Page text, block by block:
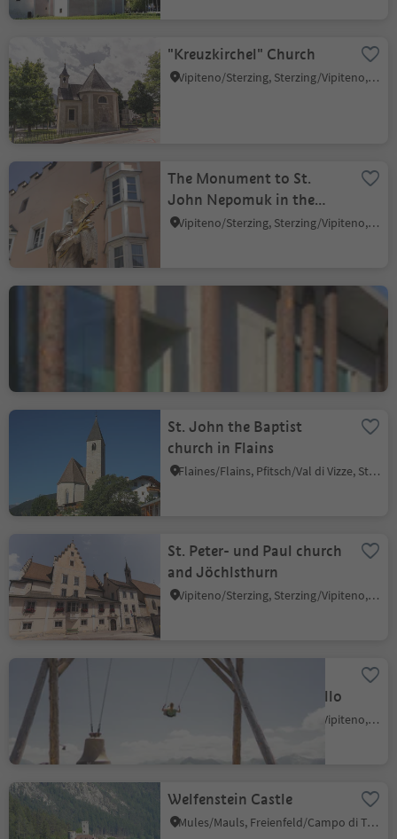
"Kreuzkirchel" Church
Vipiteno/Sterzing, Sterzing/Vipiteno, Sterzing/Vipiteno and environs
The Monument to St.
John Nepomuk in the
New Town
Vipiteno/Sterzing, Sterzing/Vipiteno, Sterzing/Vipiteno and environs
German-Speaking Primary
School “Dr. Josef
Rampold”
St. John the Baptist
church in Flains
Flaines/Flains, Pfitsch/Val di Vizze, Sterzing/Vipiteno and environs
St. Peter- und Paul church
and Jöchlsthurn
Vipiteno/Sterzing, Sterzing/Vipiteno, Sterzing/Vipiteno and environs
Wishing bell on the
Rosskopf / Monte Cavallo
Vipiteno/Sterzing, Sterzing/Vipiteno, Sterzing/Vipiteno and environs
Welfenstein Castle
Mules/Mauls, Freienfeld/Campo di Trens, Sterzing/Vipiteno and environs